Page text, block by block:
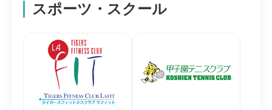
スポーツ・スクール